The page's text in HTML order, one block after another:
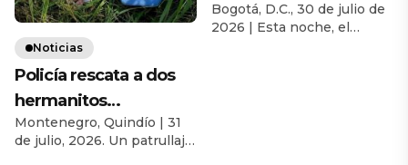
Noticias
Policía rescata a dos
hermanitos
abandonados por su
progenitora en zona
Montenegro, Quindío | 31
de julio, 2026. Un patrullaje
Homero Marín
Arboleda, C.M. Nuevo
Bogotá, D.C., 30 de julio de
2026 | Esta noche, el